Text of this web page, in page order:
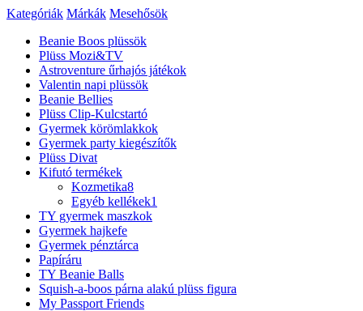
Kategóriák Márkák Mesehősök
Beanie Boos plüssök
Plüss Mozi&TV
Astroventure űrhajós játékok
Valentin napi plüssök
Beanie Bellies
Plüss Clip-Kulcstartó
Gyermek körömlakkok
Gyermek party kiegészítők
Plüss Divat
Kifutó termékek
Kozmetika8
Egyéb kellékek1
TY gyermek maszkok
Gyermek hajkefe
Gyermek pénztárca
Papíráru
TY Beanie Balls
Squish-a-boos párna alakú plüss figura
My Passport Friends